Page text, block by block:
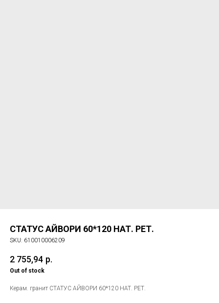
СТАТУС АЙВОРИ 60*120 НАТ. РЕТ.
SKU: 610010006209
2 755,94 р.
Out of stock
Керам. гранит СТАТУС АЙВОРИ 60*120 НАТ. РЕТ.